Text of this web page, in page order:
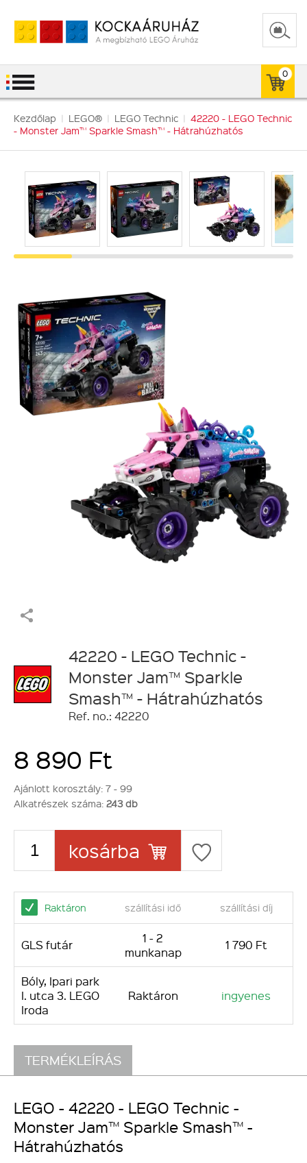
0
Kezdőlap | LEGO® | LEGO Technic | 42220 - LEGO Technic
- Monster Jam™ Sparkle Smash™ - Hátrahúzhatós
42220 - LEGO Technic -
Monster Jam™ Sparkle
Smash™ - Hátrahúzhatós
Ref. no.: 42220
8 890 Ft
Ajánlott korosztály: 7 - 99
Alkatrészek száma: 243 db
kosárba
Raktáron szállítási idő szállítási díj
GLS futár
1 - 2
munkanap
1 790 Ft
Bóly, Ipari park
I. utca 3. LEGO
Iroda
Raktáron ingyenes
TERMÉKLEÍRÁS
LEGO - 42220 - LEGO Technic -
Monster Jam™ Sparkle Smash™ -
Hátrahúzhatós